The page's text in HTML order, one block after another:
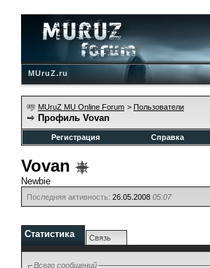
MUruZ.ru
MUruZ MU Online Forum > Пользователи
Профиль Vovan
Регистрация Справка
Vovan
Newbie
Последняя активность: 26.05.2008 05:07
Статистика Связь
Всего сообщений